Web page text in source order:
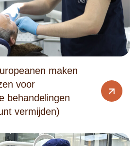
maken
voor
behandelingen
vermijden)